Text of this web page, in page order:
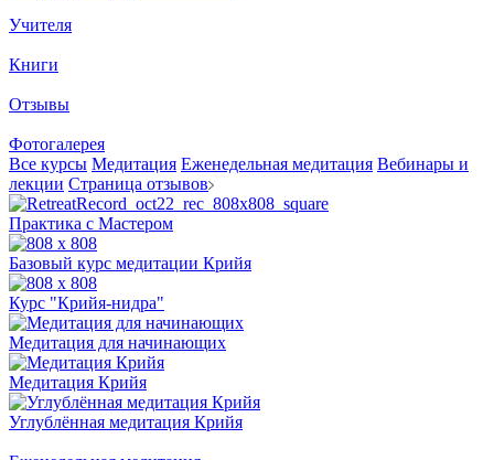
Учителя
Книги
Отзывы
Фотогалерея
Все курсы Медитация Еженедельная медитация Вебинары и
лекции Страница отзывов
Практика с Мастером
Базовый курс медитации Крийя
Курс "Крийя-нидра"
Медитация для начинающих
Медитация Крийя
Углублённая медитация Крийя